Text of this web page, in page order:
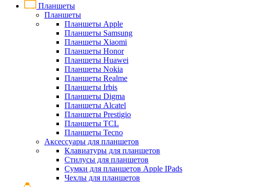
Планшеты
Планшеты
Планшеты Apple
Планшеты Samsung
Планшеты Xiaomi
Планшеты Honor
Планшеты Huawei
Планшеты Nokia
Планшеты Realme
Планшеты Irbis
Планшеты Digma
Планшеты Alcatel
Планшеты Prestigio
Планшеты TCL
Планшеты Tecno
Аксессуары для планшетов
Клавиатуры для планшетов
Стилусы для планшетов
Сумки для планшетов Apple IPads
Чехлы для планшетов